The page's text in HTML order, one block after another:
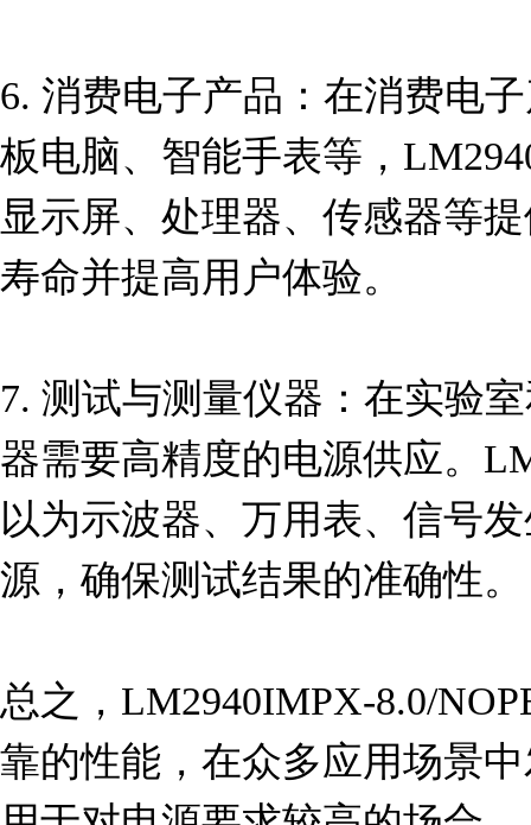
6. 消费电子产品：在消费电
板电脑、智能手表等，
显示屏、处理器、传感器等
寿命并提高用户体验。
7. 测试与测量仪器：在实验
器需要高精度的电源供应。
以为示波器、万用表、信号
源，确保测试结果的准确性。
总之，LM2940IMPX-8.0/
靠的性能，在众多应用场景